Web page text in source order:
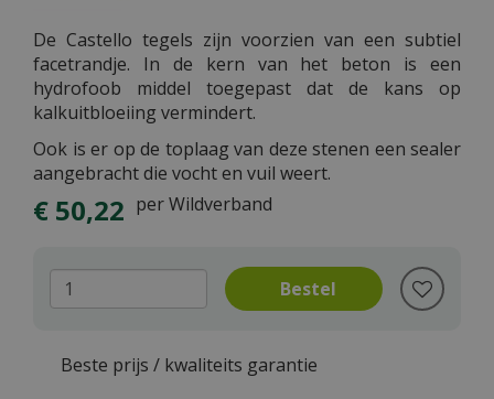
De Castello tegels zijn voorzien van een subtiel
facetrandje. In de kern van het beton is een
hydrofoob middel toegepast dat de kans op
kalkuitbloeiing vermindert.
Ook is er op de toplaag van deze stenen een sealer
aangebracht die vocht en vuil weert.
€ 50,22 per Wildverband
Beste prijs / kwaliteits garantie